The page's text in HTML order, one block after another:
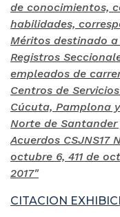
de conocimientos,
habilidades,
Méritos destinado
Registros
empleados de
Centros de
Cúcuta, Pamplona
Norte de
Acuerdos CSJNS17
octubre 6, 411 de
2017"
CITACION